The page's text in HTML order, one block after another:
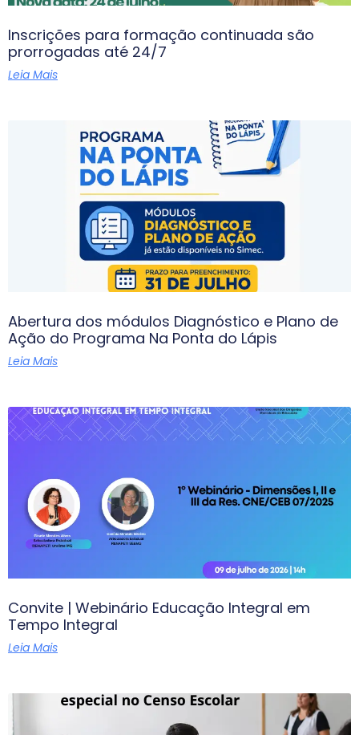
Inscrições para formação continuada são
prorrogadas até 24/7
Leia Mais
Abertura dos módulos Diagnóstico e Plano de
Ação do Programa Na Ponta do Lápis
Leia Mais
Convite | Webinário Educação Integral em
Tempo Integral
Leia Mais